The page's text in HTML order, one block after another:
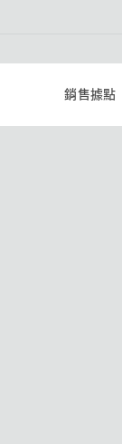
銷售據點